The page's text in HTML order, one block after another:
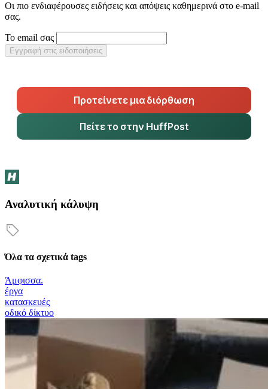
Οι πιο ενδιαφέρουσες ειδήσεις και απόψεις καθημερινά στο e-mail
σας.
Το email σας
Εγγραφή στις ειδοποιήσεις
Προτείνετε μια διόρθωση
Πείτε το στην HuffPost
Αναλυτική κάλυψη
Όλα τα σχετικά tags
Άμφισσα.
έργα
κατασκευές
οδικό δίκτυο